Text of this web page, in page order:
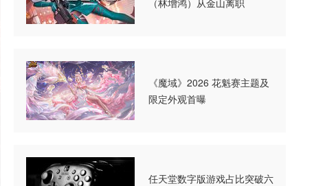
（林增鸿）从金山离职
《魔域》2026 花魁赛主题及
限定外观首曝
任天堂数字版游戏占比突破六